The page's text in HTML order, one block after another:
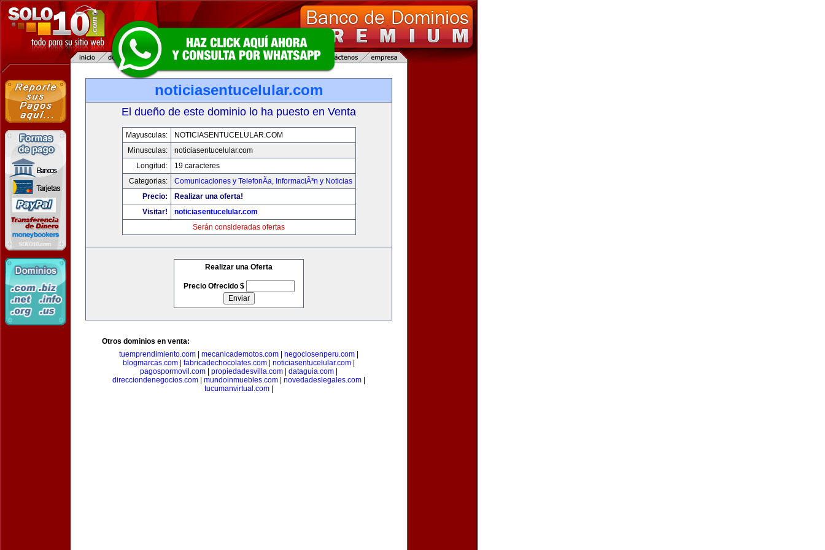
noticiasentucelular.com
El dueño de este dominio lo ha puesto en Venta
Mayusculas:
NOTICIASENTUCELULAR.COM
Minusculas:
noticiasentucelular.com
Longitud:
19 caracteres
Categorias:
Comunicaciones y TelefonÃ­a, InformaciÃ³n y Noticias
Precio:
Realizar una oferta!
Visitar!
noticiasentucelular.com
Serán consideradas ofertas
Realizar una Oferta
Precio Ofrecido $
Otros dominios en venta:
tuemprendimiento.com
mecanicademotos.com negociosenperu.com
blogmarcas.com
fabricadechocolates.com noticiasentucelular.com
pagospormovil.com
propiedadesvilla.com dataguia.com
direcciondenegocios.com
mundoinmuebles.com novedadeslegales.com
tucumanvirtual.com